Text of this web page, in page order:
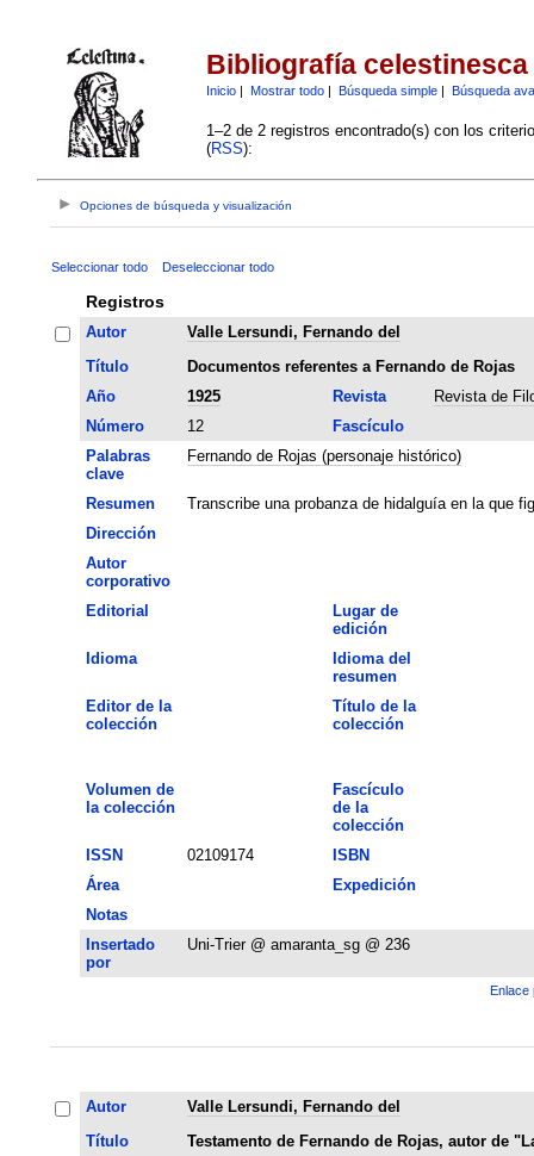
Bibliografía celestinesca
Inicio| Mostrar todo| Búsqueda simple| Búsqueda
1–2 de 2 registros encontrado(s) con los
(RSS):
Opciones de búsqueda y visualización
Seleccionar todo Deseleccionar todo
Registros
Autor
Valle Lersundi, Fernando del
Título
Documentos referentes a Fernando de Rojas
Año
1925 Revista
Revista de
Número
12
Fascículo
Palabras
clave
Fernando de Rojas (personaje histórico)
Resumen
Transcribe una probanza de hidalguía en la que
Dirección
Autor
corporativo
Editorial
Lugar de
edición
Idioma
Idioma del
resumen
Editor de la
colección
Título de la
colección
Volumen de
la colección
Fascículo
de la
colección
ISSN
02109174
ISBN
Área
Expedición
Notas
Insertado
por
Uni-Trier @ amaranta_sg @ 236
Enlace
Autor
Valle Lersundi, Fernando del
Título
Testamento de Fernando de Rojas, autor de